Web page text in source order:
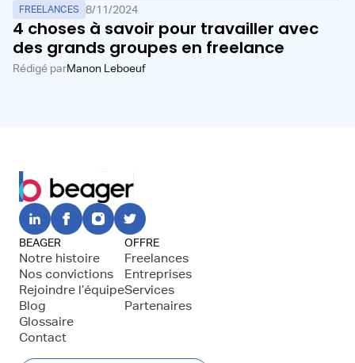
FREELANCES 8/11/2024
4 choses à savoir pour travailler avec
des grands groupes en freelance
Rédigé parManon Leboeuf
BEAGER
Notre histoire
Nos convictions
Rejoindre l’équipe
Blog
Glossaire
Contact
OFFRE
Freelances
Entreprises
Services
Partenaires